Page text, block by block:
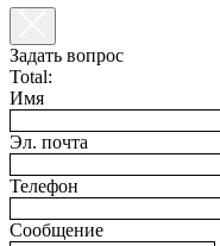
Задать вопрос
Total:
Имя
Эл. почта
Телефон
Сообщение